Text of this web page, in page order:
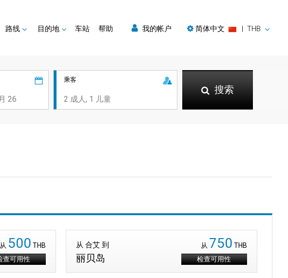
路线 目的地 车站 帮助 我的帐户 简体中文 | THB
乘客
搜索
从 500 THB
查可用性
从 合艾 到
丽贝岛
从 750 THB
检查可用性